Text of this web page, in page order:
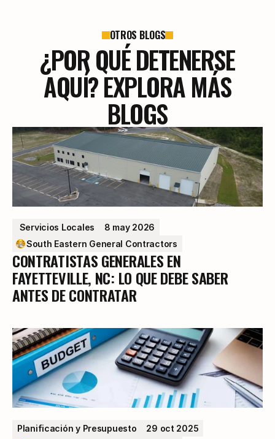
OTROS BLOGS
¿POR QUÉ DETENERSE
AQUÍ? EXPLORA MÁS
BLOGS
Servicios Locales
8 may 2026
South Eastern General Contractors
CONTRATISTAS GENERALES EN
FAYETTEVILLE, NC: LO QUE DEBE SABER
ANTES DE CONTRATAR
Planificación y Presupuesto
29 oct 2025